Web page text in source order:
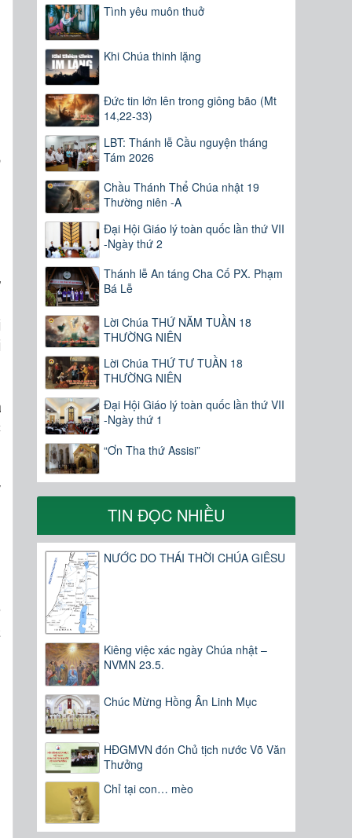
Tình yêu muôn thuở
Khi Chúa thinh lặng
Đức tin lớn lên trong giông bão (Mt
14,22-33)
LBT: Thánh lễ Cầu nguyện tháng
Tám 2026
Chầu Thánh Thể Chúa nhật 19
Thường niên -A
Đại Hội Giáo lý toàn quốc lần thứ VII
-Ngày thứ 2
Thánh lễ An táng Cha Cố PX. Phạm
Bá Lễ
Lời Chúa THỨ NĂM TUẦN 18
THƯỜNG NIÊN
Lời Chúa THỨ TƯ TUẦN 18
THƯỜNG NIÊN
Đại Hội Giáo lý toàn quốc lần thứ VII
-Ngày thứ 1
“Ơn Tha thứ Assisi”
TIN ĐỌC NHIỀU
NƯỚC DO THÁI THỜI CHÚA GIÊSU
Kiêng việc xác ngày Chúa nhật –
NVMN 23.5.
Chúc Mừng Hồng Ân Linh Mục
HĐGMVN đón Chủ tịch nước Võ Văn
Thưởng
Chỉ tại con… mèo